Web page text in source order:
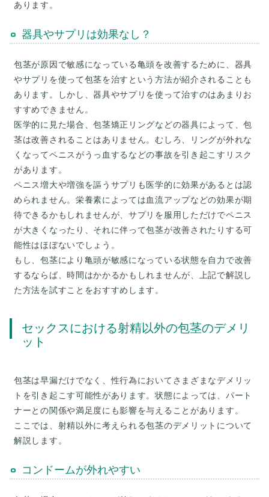
器具やサプリは効果なし？
包茎が原因で敏感になっている亀頭を改善するために、器具
やサプリを使って包茎を治すという方法が紹介されることも
あります。しかし、器具やサプリを使って治すのはあまりお
すすめできません。
医学的に見た場合、包茎矯正リングなどの器具によって、包
茎は改善されることはありません。むしろ、リングが外れな
くなってペニスがうっ血するなどの事故を引き起こすリスク
があります。
ペニス増大や増強を謳うサプリも医学的に効果があるとは認
められません。栄養素によっては血流アップなどの効果が期
待できるかもしれませんが、サプリを服用しただけでペニス
が大きくなったり、それに伴って包茎が改善されたりする可
能性はほぼないでしょう。
もし、包茎により亀頭が敏感になっている状態を自力で改善
するならば、時間はかかるかもしれませんが、上記で解説し
セックスにおける射精以外の包茎のデメリ
ット
包茎は早漏だけでなく、性行為においてさまざまなデメリッ
トを引き起こす可能性があります。状態によっては、パート
ナーとの関係や満足度にも影響を与えることがあります。
ここでは、射精以外に考えられる包茎のデメリットについて
コンドームが外れやすい